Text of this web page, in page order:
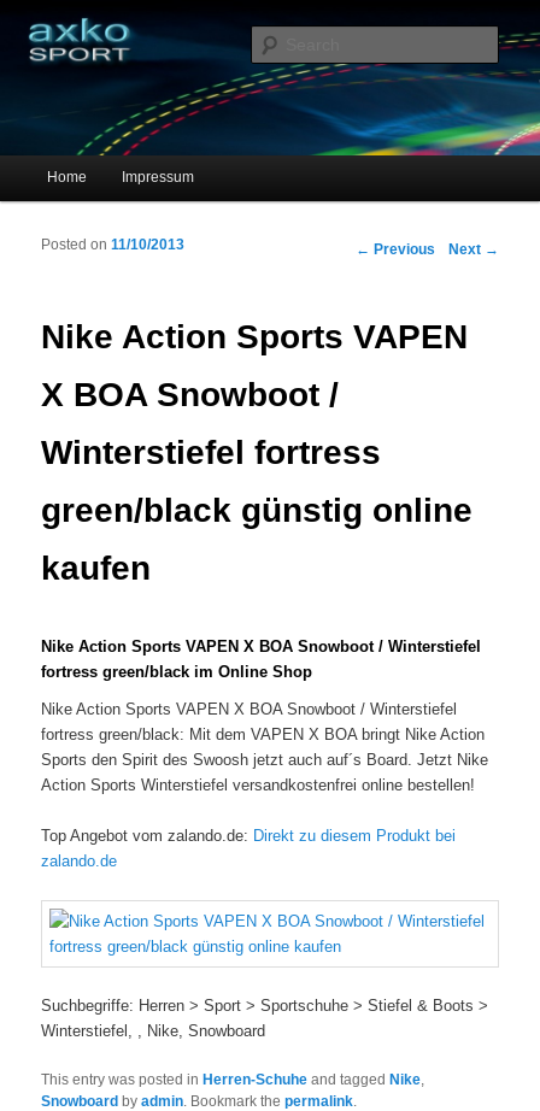
axko-sport – Sportschuhe online
Main menu
Skip to primary content
Skip to secondary content
Home Impressum
Post navigation
← Previous Next →
Nike Action Sports VAPEN
X BOA Snowboot /
Winterstiefel fortress
green/black günstig online
kaufen
Posted on11/10/2013
Nike Action Sports VAPEN X BOA Snowboot / Winterstiefel
fortress green/black im Online Shop
Nike Action Sports VAPEN X BOA Snowboot / Winterstiefel
fortress green/black: Mit dem VAPEN X BOA bringt Nike Action
Sports den Spirit des Swoosh jetzt auch auf´s Board. Jetzt Nike
Action Sports Winterstiefel versandkostenfrei online bestellen!
Top Angebot vom zalando.de: Direkt zu diesem Produkt bei
zalando.de
Suchbegriffe: Herren > Sport > Sportschuhe > Stiefel & Boots >
Winterstiefel, , Nike, Snowboard
This entry was posted inHerren-Schuhe and taggedNike,
Snowboard byadmin. Bookmark thepermalink.